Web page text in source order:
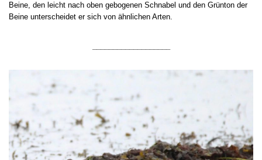
Beine, den leicht nach oben gebogenen Schnabel und den Grünton der
Beine unterscheidet er sich von ähnlichen Arten.